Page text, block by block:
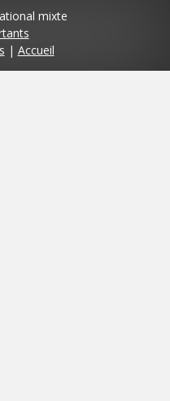
mixte
| Accueil